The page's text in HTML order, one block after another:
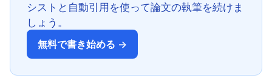
シストと自動引用を使って論文の執筆を続けま
しょう。
無料で書き始める →